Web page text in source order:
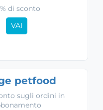
di sconto
VAI
petfood
sugli ordini in